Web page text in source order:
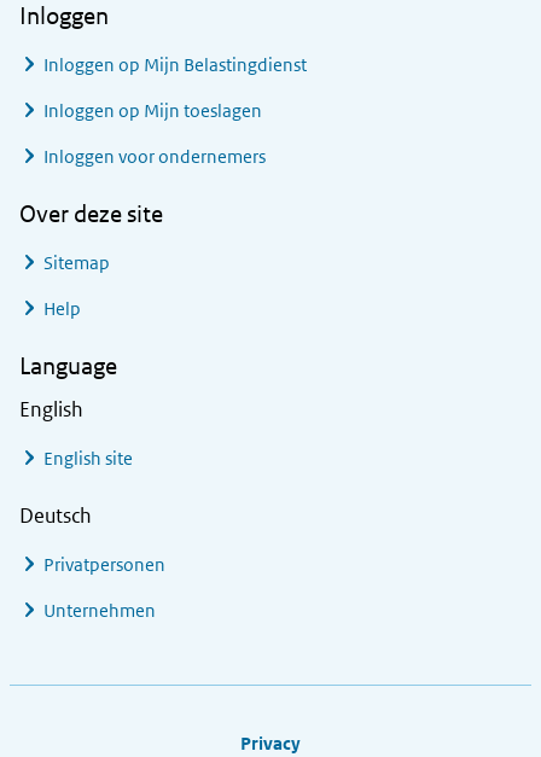
Inloggen
Inloggen op Mijn Belastingdienst
Inloggen op Mijn toeslagen
Inloggen voor ondernemers
Over deze site
Sitemap
Help
Language
English
English site
Deutsch
Privatpersonen
Unternehmen
Privacy